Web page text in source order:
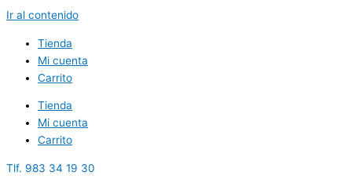
Ir al contenido
Tienda
Mi cuenta
Carrito
Tienda
Mi cuenta
Carrito
Tlf. 983 34 19 30